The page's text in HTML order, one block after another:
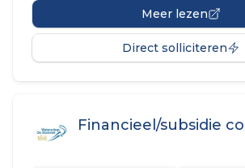
Meer lezen
Direct solliciteren
Financieel/subsidie